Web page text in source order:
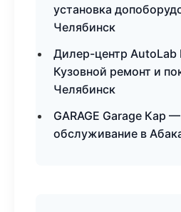
установка
Челябинск
Дилер-центр
Кузовной ремонт и
Челябинск
GARAGE Garage Кар
обслуживание в